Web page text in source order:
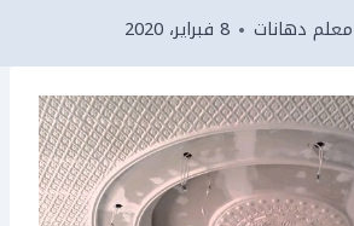
معلم دهانات 8 فبراير، 2020